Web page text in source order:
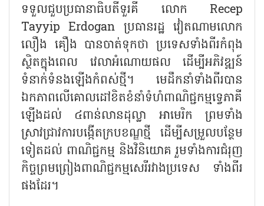
ទទួលជួបប្រធានាធិបតីទួរគី លោក Recep
Tayyip Erdogan ប្រធានរដ្ឋ វៀតណាមលោក
លឿង គឿង បានចាត់ទុកថា ប្រទេសទាំងពីរកំពុង
ស្ថិតក្នុងពេល វេលាអំណោយផល ដើម្បីអភិវឌ្ឍន៍
ទំនាក់ទំនងឡើងកំពស់ថ្មី។ មេដឹកនាំទាំងពីរបាន
ឯកភាពលើគោលដៅខិតខំនាំទំហំពាណិជ្ជកម្មទ្វេភាគី
ឡើងដល់ ៤ពាន់លានដុល្លា អាមេរិក ព្រមទាំង
ស្រាវជ្រាវការបង្កើតក្របខណ្ឌថ្មី ដើម្បីសម្រួលបន្ថែម
ទៀតដល់ ពាណិជ្ជកម្ម និងវិនិយោគ រួមទាំងការជំរុញ
កិច្ចព្រមព្រៀងពាណិជ្ជកម្មសេរីរវាងប្រទេស ទាំងពីរ
ផងដែរ។